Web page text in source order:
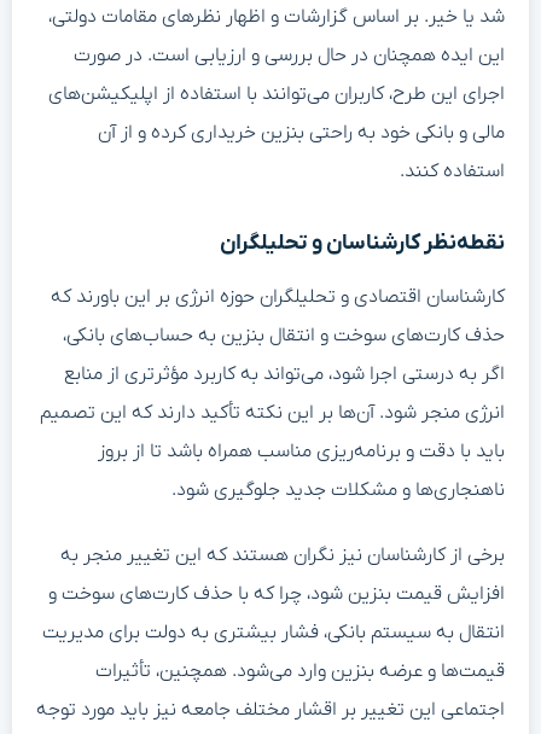
شد یا خیر. بر اساس گزارشات و اظهار نظرهای مقامات دولتی،
این ایده همچنان در حال بررسی و ارزیابی است. در صورت
اجرای این طرح، کاربران می‌توانند با استفاده از اپلیکیشن‌های
مالی و بانکی خود به راحتی بنزین خریداری کرده و از آن
استفاده کنند.
نقطه‌نظر کارشناسان و تحلیلگران
کارشناسان اقتصادی و تحلیلگران حوزه انرژی بر این باورند که
حذف کارت‌های سوخت و انتقال بنزین به حساب‌های بانکی،
اگر به درستی اجرا شود، می‌تواند به کاربرد مؤثرتری از منابع
انرژی منجر شود. آن‌ها بر این نکته تأکید دارند که این تصمیم
باید با دقت و برنامه‌ریزی مناسب همراه باشد تا از بروز
ناهنجاری‌ها و مشکلات جدید جلوگیری شود.
برخی از کارشناسان نیز نگران هستند که این تغییر منجر به
افزایش قیمت بنزین شود، چرا که با حذف کارت‌های سوخت و
انتقال به سیستم بانکی، فشار بیشتری به دولت برای مدیریت
قیمت‌ها و عرضه بنزین وارد می‌شود. همچنین، تأثیرات
اجتماعی این تغییر بر اقشار مختلف جامعه نیز باید مورد توجه